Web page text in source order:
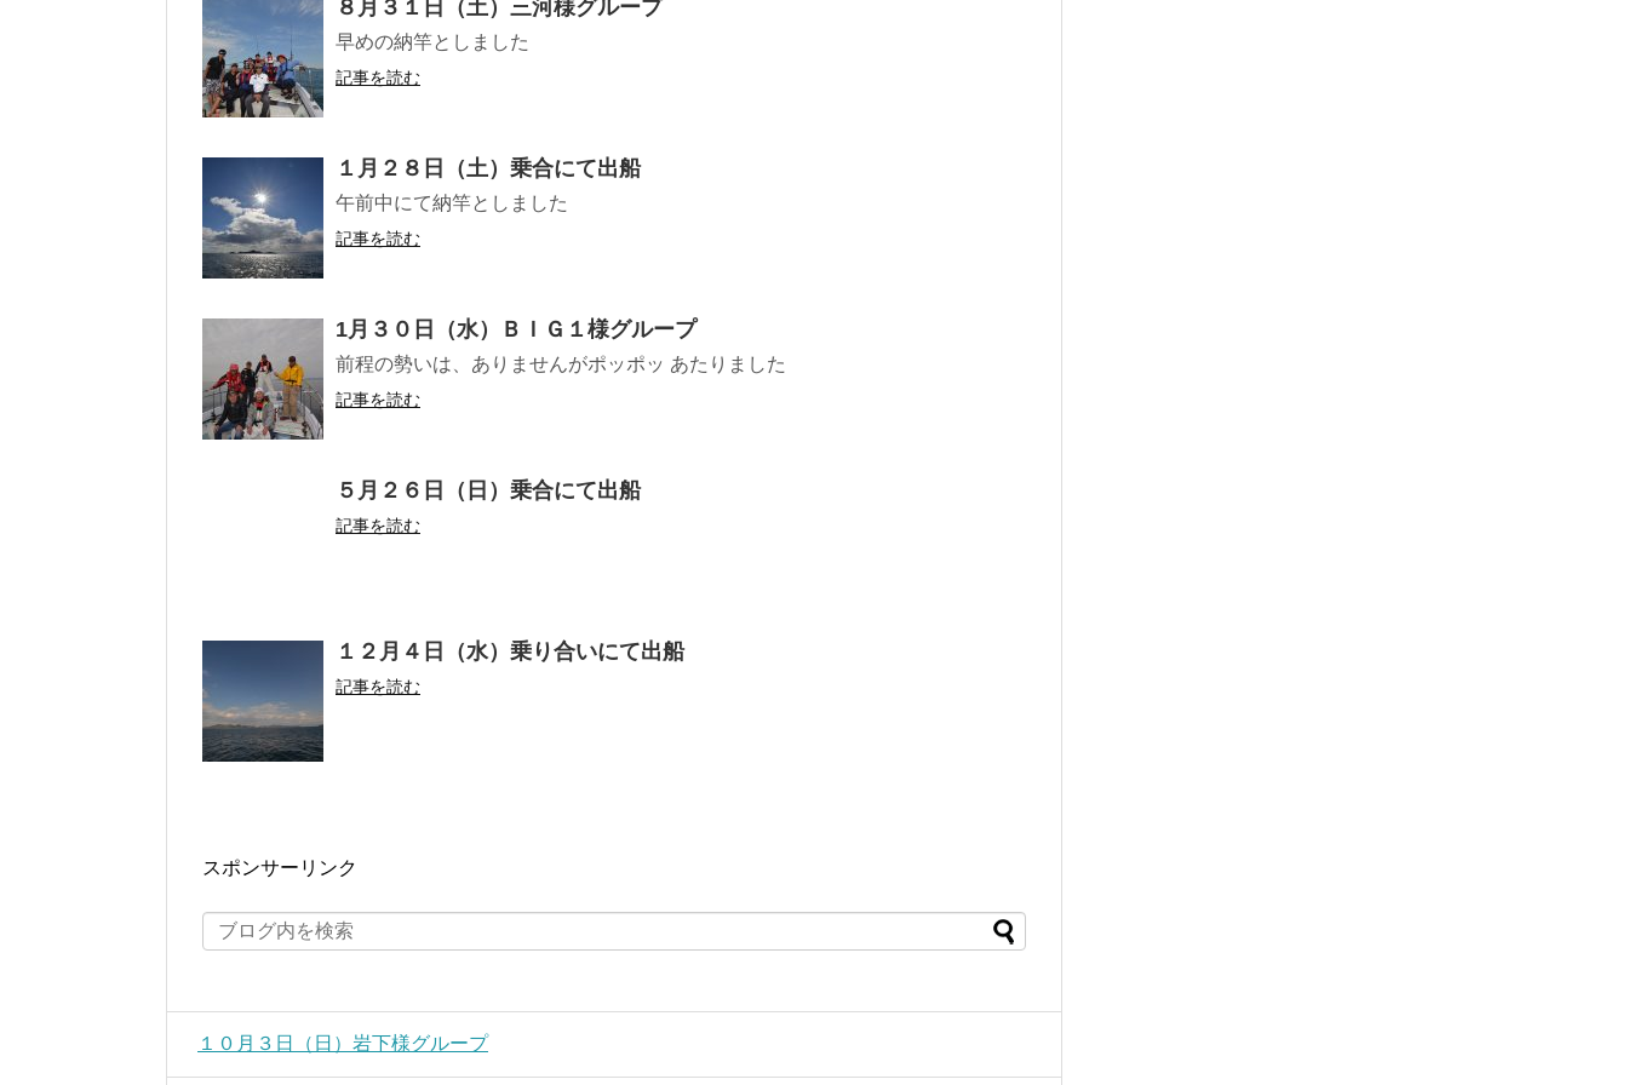
８月３１日（土）三河様グループ
早めの納竿としました
記事を読む
１月２８日（土）乗合にて出船
午前中にて納竿としました
記事を読む
1月３０日（水）ＢＩＧ１様グループ
前程の勢いは、ありませんがポッポッ あたりました
記事を読む
５月２６日（日）乗合にて出船
記事を読む
１２月４日（水）乗り合いにて出船
記事を読む
スポンサーリンク
１０月３日（日）岩下様グループ